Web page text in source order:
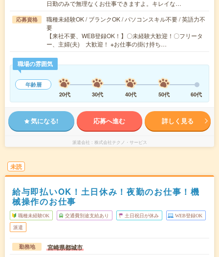
日勤のみで無理なくお仕事できますよ。キレイな…
応募資格
職種未経験OK / ブランクOK / パソコンスキル不要 / 英語力不
要
【来社不要、WEB登録OK！】〇未経験大歓迎！〇フリータ
ー、主婦(夫) 大歓迎！ ※お仕事の掛け持ち…
職場の雰囲気
年齢層
20代
30代 40代 50代 60代
気になる! 応募へ進む 詳しく見る
派遣会社 株式会社テクノ・サービス
未読
給与即払いOK！土日休み！夜勤のお仕事！機
械操作のお仕事
職種未経験OK 交通費別途支給あり 土日祝日が休み WEB登録OK
派遣
勤務地 宮崎県都城市